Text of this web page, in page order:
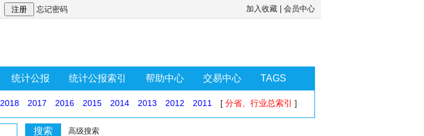
忘记密码 加入收藏 会员中心
统计公报 统计公报索引 帮助中心 交易中心 TAGS
2018 2017 2016 2015 2014 2013 2012 2011 [ 分省、行业总索引 ]
高级搜索